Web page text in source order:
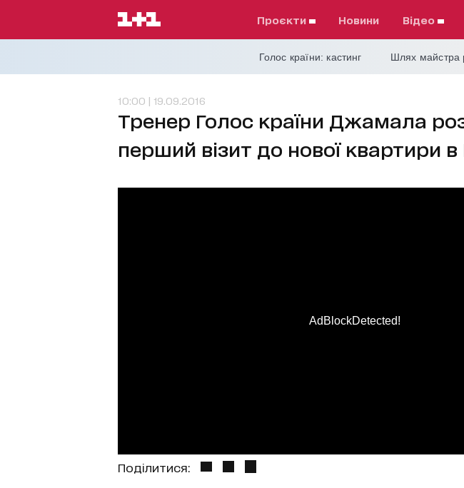
проєкти Новини відео
Голос країни: кастинг Шлях майстра
10:00 | 19.09.2016
Тренер Голос країни Джамала
перший візит до нової квартири в
AdBlockDetected!
Поділитися: